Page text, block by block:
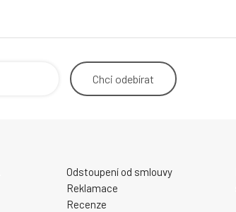
Chci odebírat
Odstoupení od smlouvy
Reklamace
Recenze